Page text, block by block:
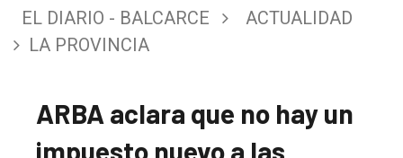
EL DIARIO - BALCARCE
ACTUALIDAD
LA PROVINCIA
ARBA aclara que no hay un
impuesto nuevo a las